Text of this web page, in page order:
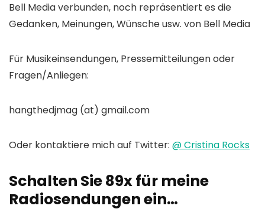
Bell Media verbunden, noch repräsentiert es die
Gedanken, Meinungen, Wünsche usw. von Bell Media
Für Musikeinsendungen, Pressemitteilungen oder
Fragen/Anliegen:
hangthedjmag (at) gmail.com
Oder kontaktiere mich auf Twitter: @ Cristina Rocks
Schalten Sie 89x für meine
Radiosendungen ein…